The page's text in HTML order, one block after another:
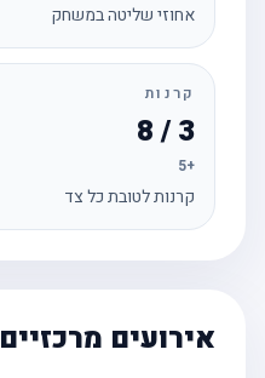
אחוזי שליטה במשחק
קרנות
3 / 8
קרנות לטובת כל צד
אירועים מרכזיים